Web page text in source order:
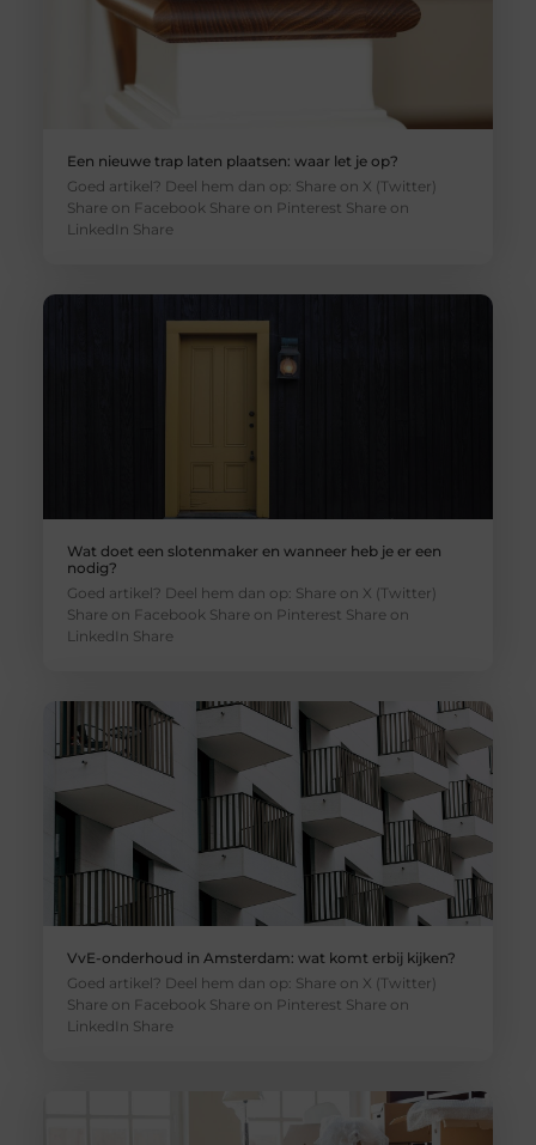
Een nieuwe trap laten plaatsen: waar let je op?
Goed artikel? Deel hem dan op: Share on X (Twitter)
Share on Facebook Share on Pinterest Share on
LinkedIn Share
Wat doet een slotenmaker en wanneer heb je er een
nodig?
Goed artikel? Deel hem dan op: Share on X (Twitter)
Share on Facebook Share on Pinterest Share on
LinkedIn Share
VvE-onderhoud in Amsterdam: wat komt erbij kijken?
Goed artikel? Deel hem dan op: Share on X (Twitter)
Share on Facebook Share on Pinterest Share on
LinkedIn Share